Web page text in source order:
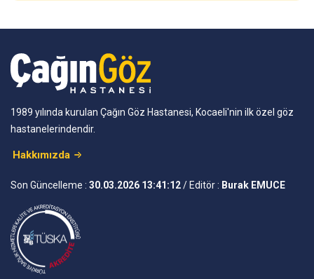
1989 yılında kurulan Çağın Göz Hastanesi, Kocaeli'nin ilk özel göz
hastanelerindendir.
Hakkımızda
Son Güncelleme : 30.03.2026 13:41:12/ Editör : Burak EMUCE